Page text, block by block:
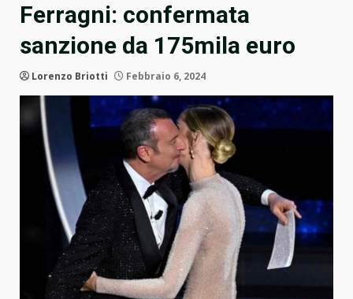
Ferragni: confermata
sanzione da 175mila euro
Lorenzo Briotti Febbraio 6, 2024